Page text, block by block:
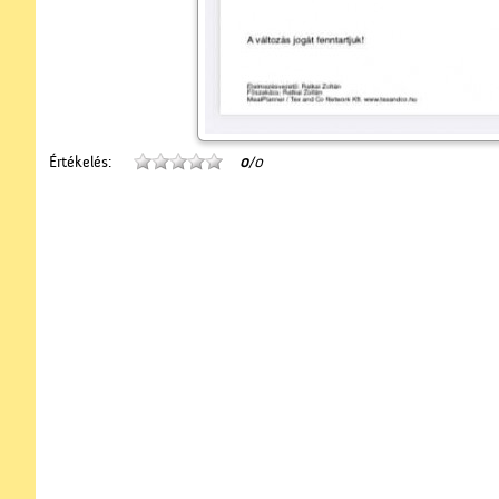
Értékelés: 0/0